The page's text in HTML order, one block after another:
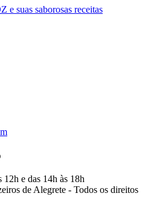
e suas saborosas receitas
12h e das 14h às 18h
de Alegrete - Todos os direitos